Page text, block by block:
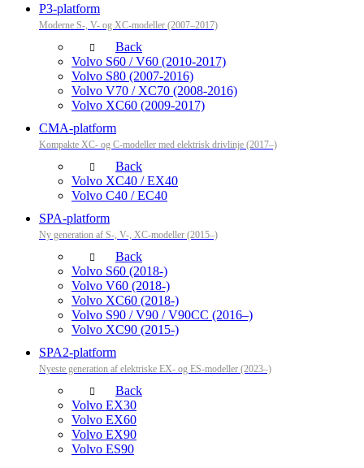
P3-platform
Moderne S-, V- og XC-modeller (2007–2017)
Back
Volvo S60 / V60 (2010-2017)
Volvo S80 (2007-2016)
Volvo V70 / XC70 (2008-2016)
Volvo XC60 (2009-2017)
CMA-platform
Kompakte XC- og C-modeller med elektrisk drivlinje (2017–)
Back
Volvo XC40 / EX40
Volvo C40 / EC40
SPA-platform
Ny generation af S-, V-, XC-modeller (2015–)
Back
Volvo S60 (2018-)
Volvo V60 (2018-)
Volvo XC60 (2018-)
Volvo S90 / V90 / V90CC (2016–)
Volvo XC90 (2015-)
SPA2-platform
Nyeste generation af elektriske EX- og ES-modeller (2023–)
Back
Volvo EX30
Volvo EX60
Volvo EX90
Volvo ES90